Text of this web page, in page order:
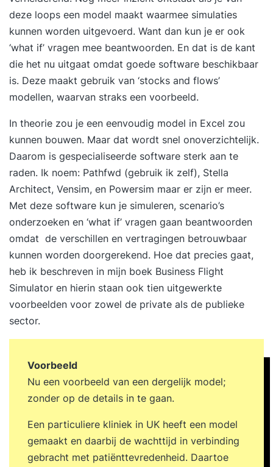
Stap 3. Een jaar lang toegang tot het Online
Learning Platform Vanaf de eerste trainingsdag
krijg je toegang tot het YEARTH Online Learning
Platform. Hier vind je verdiepende artikelen,
opdrachten en tools om het geleerde direct toe
te passen. Je leert waar en wanneer het jou
computer. Zo haal je het maximale resultaat uit je
training en pas je het geleerde duurzaam toe in je
dagelijkse praktijk. Over je trainer De training
wordt verzorgd door een ervaren trainer met
ruime praktijkervaring. Onze trainers combineren
kennis, analytisch vermogen en een scherp
observatievermogen met een persoonlijke en
positieve aanpak. Ze confronteren op een
respectvolle manier, dagen je uit en helpen je om
het maximale uit jezelf te halen.
deze loops een model maakt waarmee simulaties
kunnen worden uitgevoerd. Want dan kun je er ook
‘what if’ vragen mee beantwoorden. En dat is de kant
die het nu uitgaat omdat goede software beschikbaar
is. Deze maakt gebruik van ‘stocks and flows’
modellen, waarvan straks een voorbeeld.
In theorie zou je een eenvoudig model in Excel zou
kunnen bouwen. Maar dat wordt snel onoverzichtelijk.
Daarom is gespecialiseerde software sterk aan te
raden. Ik noem: Pathfwd (gebruik ik zelf), Stella
Architect, Vensim, en Powersim maar er zijn er meer.
Met deze software kun je simuleren, scenario’s
onderzoeken en ‘what if’ vragen gaan beantwoorden
omdat de verschillen en vertragingen betrouwbaar
kunnen worden doorgerekend. Hoe dat precies gaat,
heb ik beschreven in mijn boek Business Flight
Simulator en hierin staan ook tien uitgewerkte
voorbeelden voor zowel de private als de publieke
sector.
Voorbeeld
Nu een voorbeeld van een dergelijk model;
zonder op de details in te gaan.
Een particuliere kliniek in UK heeft een model
gemaakt en daarbij de wachttijd in verbinding
gebracht met patiënttevredenheid. Daartoe